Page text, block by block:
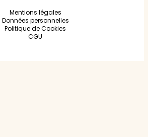
Mentions légales
Données personnelles
Politique de Cookies
CGU